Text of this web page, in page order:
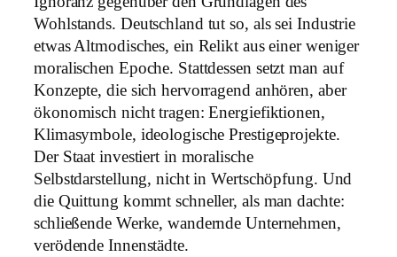
Wohlstands. Deutschland tut so, als sei Industrie
etwas Altmodisches, ein Relikt aus einer weniger
moralischen Epoche. Stattdessen setzt man auf
Konzepte, die sich hervorragend anhören, aber
ökonomisch nicht tragen: Energiefiktionen,
Klimasymbole, ideologische Prestigeprojekte.
Der Staat investiert in moralische
Selbstdarstellung, nicht in Wertschöpfung. Und
die Quittung kommt schneller, als man dachte:
schließende Werke, wandernde Unternehmen,
verödende Innenstädte.